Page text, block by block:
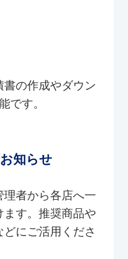
の作成やダウン
です。
知らせ
者から各店へ一
す。推奨商品や
にご活用くださ